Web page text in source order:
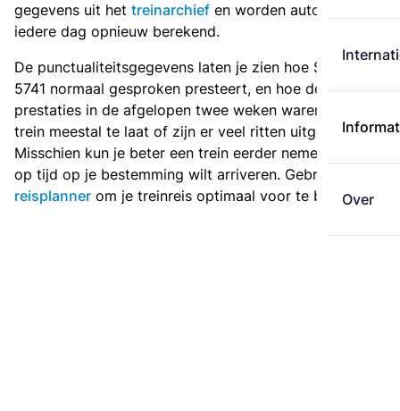
Over
gegevens uit het treinarchief en worden automatisch
iedere dag opnieuw berekend.
De punctualiteitsgegevens laten je zien hoe Sprinter
5741 normaal gesproken presteert, en hoe de
prestaties in de afgelopen twee weken waren. Is deze
trein meestal te laat of zijn er veel ritten uitgevallen?
Misschien kun je beter een trein eerder nemen als je
op tijd op je bestemming wilt arriveren. Gebruik de
reisplanner om je treinreis optimaal voor te bereiden.